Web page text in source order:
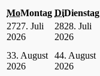
MoMontag DiDienstag
2727. Juli
2026
2828. Juli
2026
33. August
2026
44. August
2026